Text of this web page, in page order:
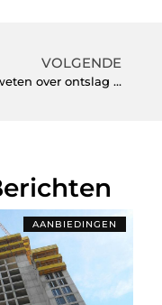
VOLGENDE
Meer weten over ontslag op staande voet
AANBIEDINGEN